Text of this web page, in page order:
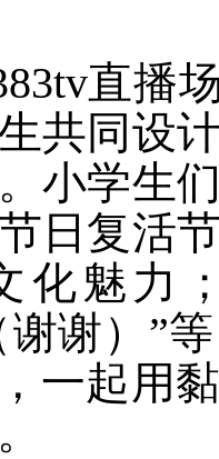
直播
共同设
小学生
日复活
化魅力
谢谢）”
一起用